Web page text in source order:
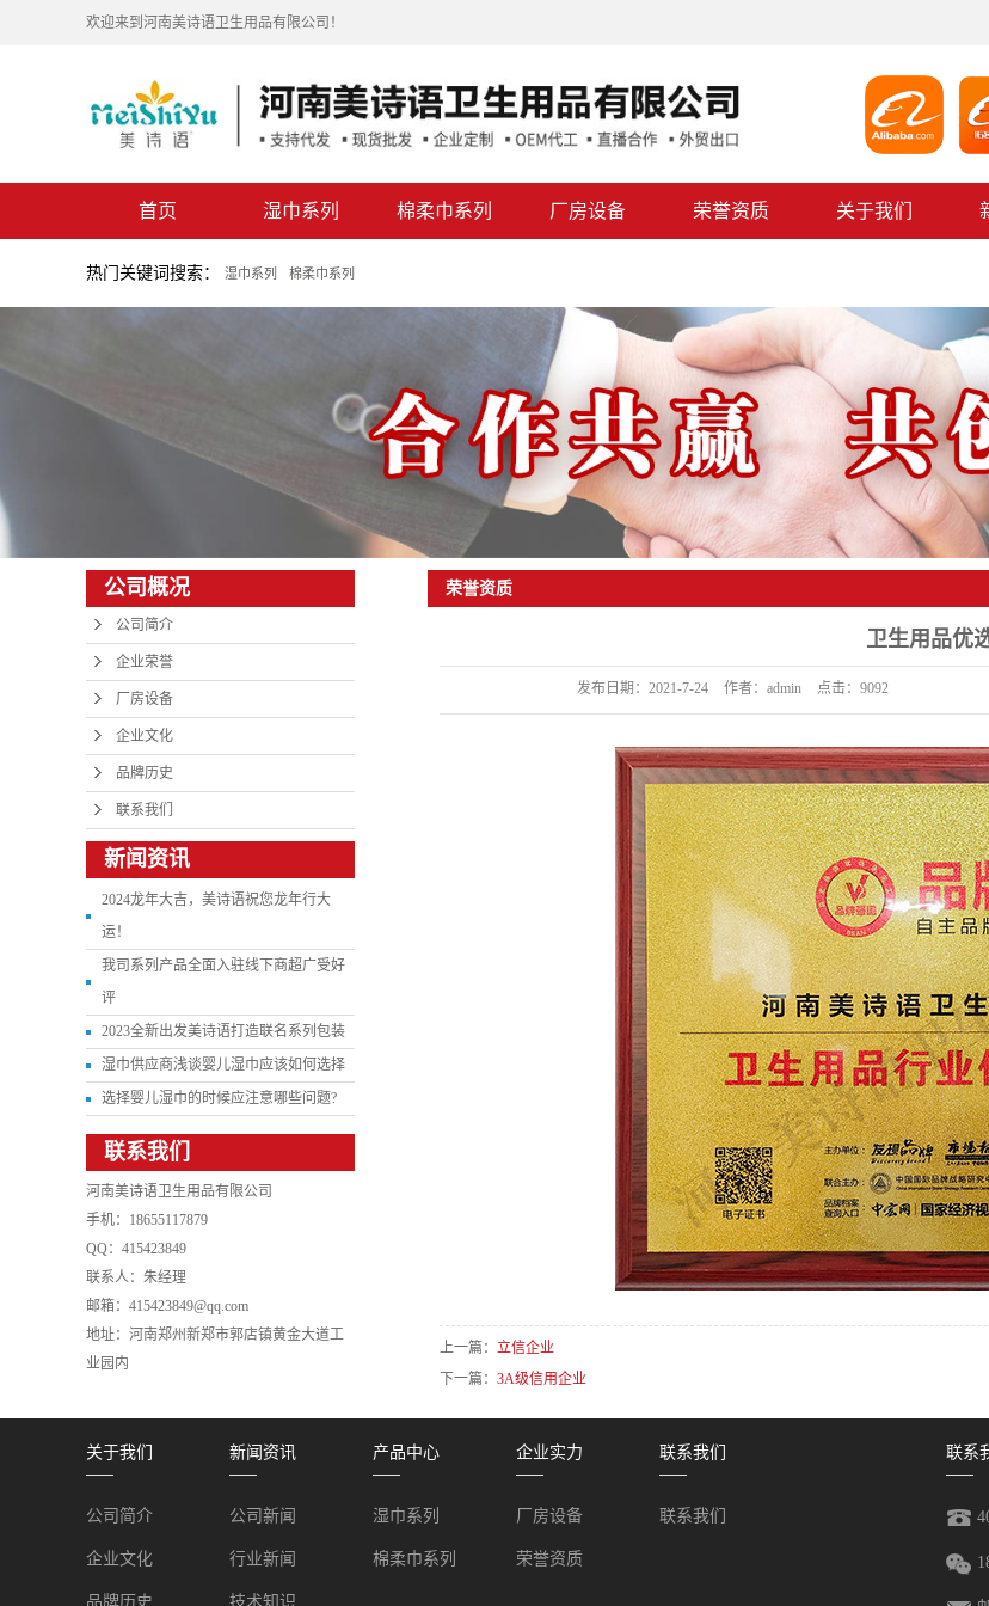
欢迎来到河南美诗语卫生用品有限公司！
首页 湿巾系列
厨房湿巾
私护湿巾
卸妆湿巾
羽绒服湿巾
桶装湿巾
棉柔巾系列
抽式棉柔巾
厂房设备 荣誉资质 关于我们
企业文化
热门关键词搜索： 湿巾系列 棉柔巾系列
公司概况
公司简介
企业荣誉
厂房设备
企业文化
品牌历史
联系我们
新闻资讯
2024龙年大吉，美诗语祝您龙年行大
运！
我司系列产品全面入驻线下商超广受好
评
2023全新出发美诗语打造联名系列包装
湿巾供应商浅谈婴儿湿巾应该如何选择
选择婴儿湿巾的时候应注意哪些问题?
联系我们
河南美诗语卫生用品有限公司
手机：18655117879
QQ：415423849
联系人：朱经理
邮箱： 415423849@qq.com
地址：河南郑州新郑市郭店镇黄金大道工
业园内
荣誉资质
卫生用品优
发布日期： 2021-7-24 作者： admin 点击： 9092
上一篇： 立信企业
下一篇： 3A级信用企业
关于我们
公司简介
企业文化
品牌历史
新闻资讯
公司新闻
行业新闻
技术知识
产品中心
湿巾系列
棉柔巾系列
企业实力
厂房设备
荣誉资质
联系我们
联系我们
联系